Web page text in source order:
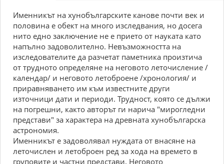
Именникът на хунобългарските канове почти век и
половина е обект на много изследвания, но досега
нито едно заключение не е прието от науката като
напълно задоволително. Невъзможността на
изследователите да разчетат паметника произтича
от трудното определяне на неговото леточисление /
календар/ и неговото летоброене /хронология/ и
приравняването им към известните други
източници дати и периоди. Трудност, която се дължи
на погрешни, както авторът ги нарича "мирогледни
представи" за характера на древната хунобългарска
астрономия.
Именникът е задоволявал нуждата от внасяне на
леточислен и летоброен ред за хода на времето в
груповите и частни представи. Неговото